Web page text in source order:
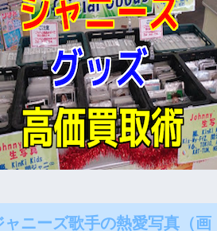
ャニーズ歌手の熱愛写真（画